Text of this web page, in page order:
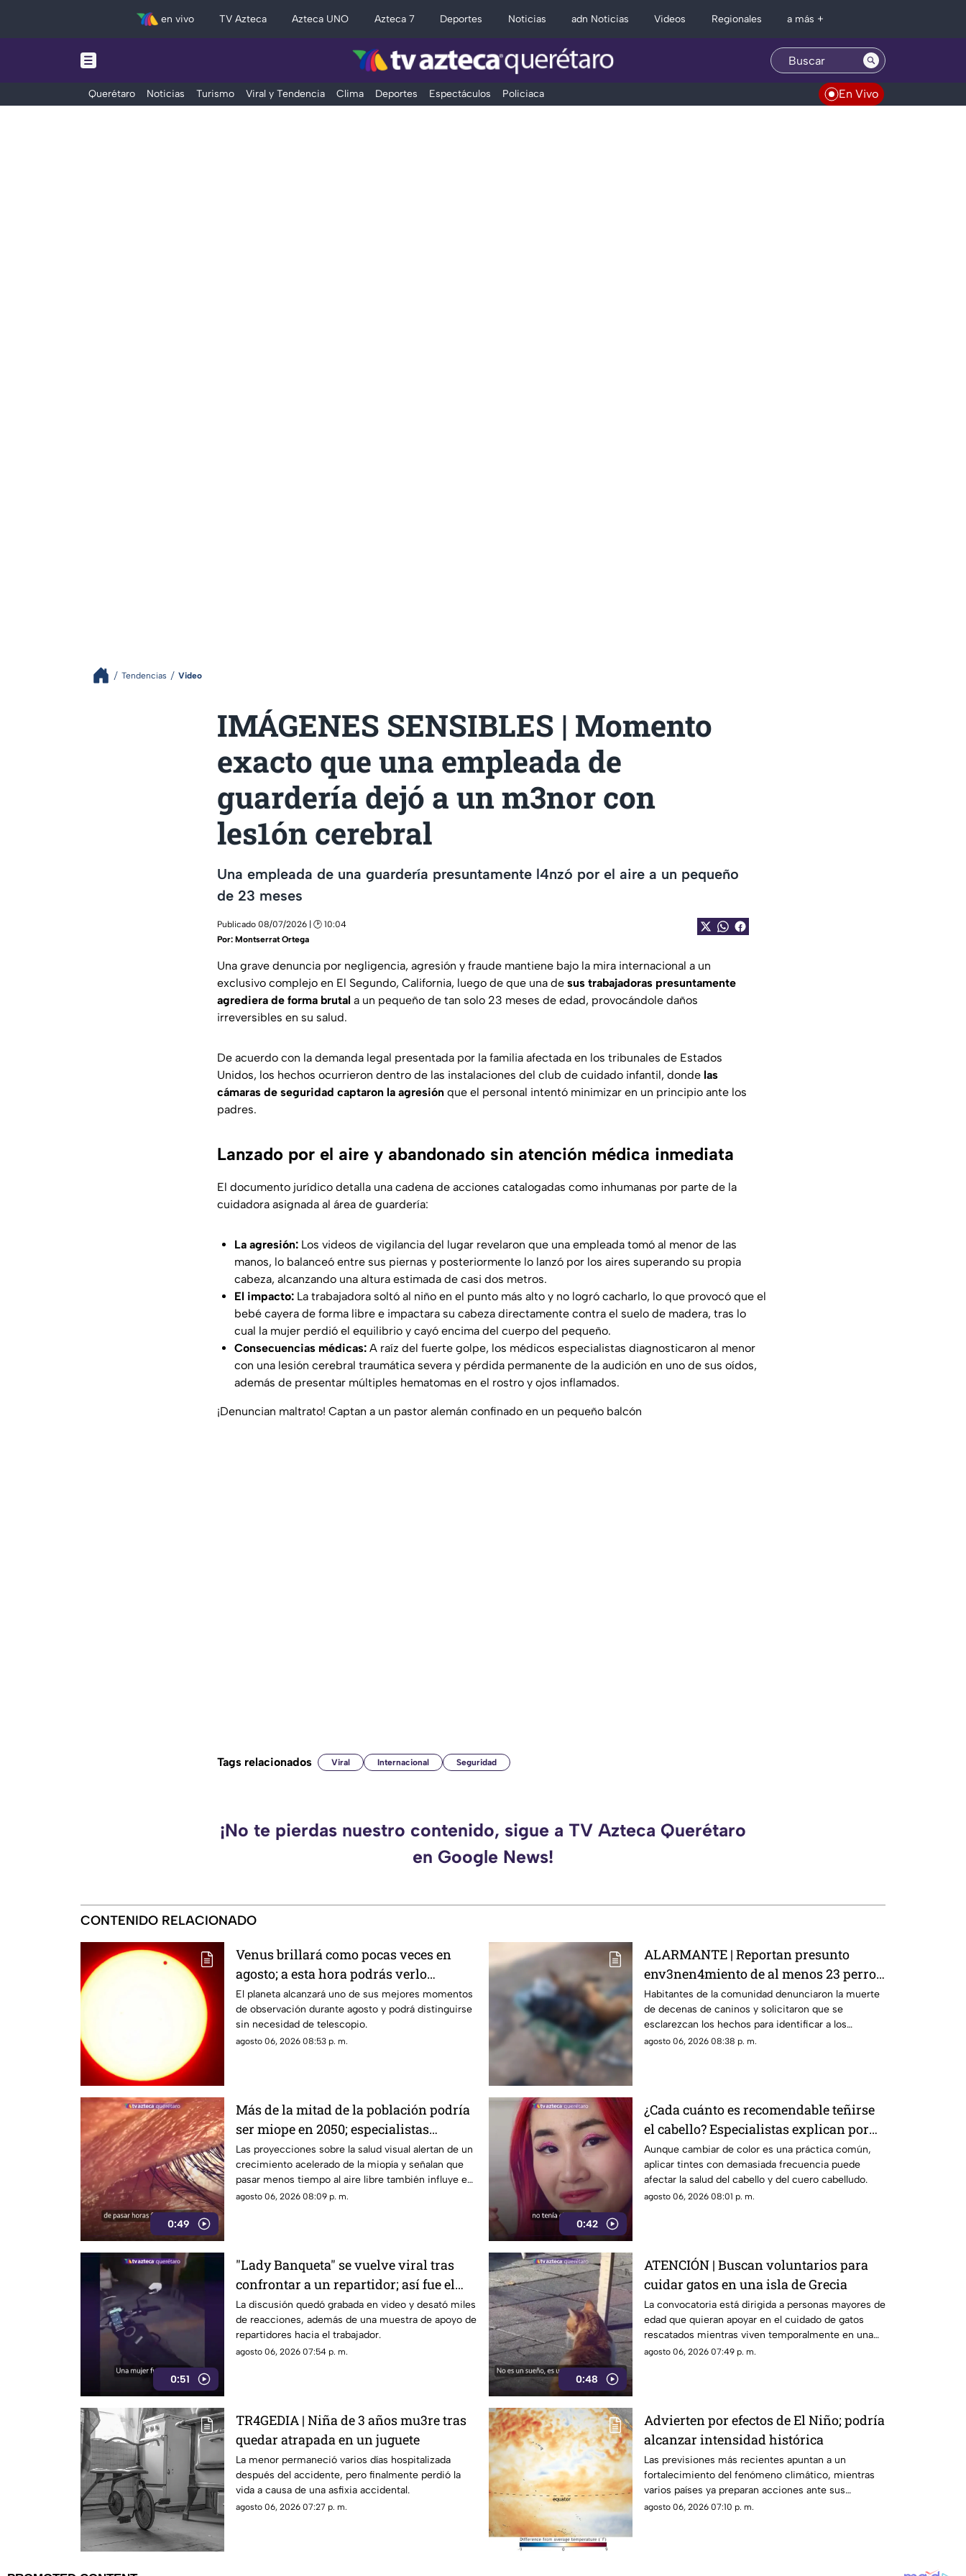
en vivo TV Azteca Azteca UNO Azteca 7 Deportes Noticias adn Noticias Videos Regionales a más +
Querétaro Noticias Turismo Viral y Tendencia Clima Deportes Espectáculos Policiaca En Vivo
Tendencias Video
IMÁGENES SENSIBLES | Momento
exacto que una empleada de
guardería dejó a un m3nor con
les1ón cerebral
Una empleada de una guardería presuntamente l4nzó por el aire a un pequeño
de 23 meses
Publicado 08/07/2026 | 🕑 10:04
Por: Montserrat Ortega
Una grave denuncia por negligencia, agresión y fraude mantiene bajo la mira internacional a un
exclusivo complejo en El Segundo, California, luego de que una de sus trabajadoras presuntamente
agrediera de forma brutal a un pequeño de tan solo 23 meses de edad, provocándole daños
irreversibles en su salud.
De acuerdo con la demanda legal presentada por la familia afectada en los tribunales de Estados
Unidos, los hechos ocurrieron dentro de las instalaciones del club de cuidado infantil, donde las
cámaras de seguridad captaron la agresión que el personal intentó minimizar en un principio ante los
padres.
Lanzado por el aire y abandonado sin atención médica inmediata
El documento jurídico detalla una cadena de acciones catalogadas como inhumanas por parte de la
cuidadora asignada al área de guardería:
La agresión: Los videos de vigilancia del lugar revelaron que una empleada tomó al menor de las
manos, lo balanceó entre sus piernas y posteriormente lo lanzó por los aires superando su propia
cabeza, alcanzando una altura estimada de casi dos metros.
El impacto: La trabajadora soltó al niño en el punto más alto y no logró cacharlo, lo que provocó que el
bebé cayera de forma libre e impactara su cabeza directamente contra el suelo de madera, tras lo
cual la mujer perdió el equilibrio y cayó encima del cuerpo del pequeño.
Consecuencias médicas: A raíz del fuerte golpe, los médicos especialistas diagnosticaron al menor
con una lesión cerebral traumática severa y pérdida permanente de la audición en uno de sus oídos,
además de presentar múltiples hematomas en el rostro y ojos inflamados.
¡Denuncian maltrato! Captan a un pastor alemán confinado en un pequeño balcón
Tags relacionados Viral Internacional Seguridad
¡No te pierdas nuestro contenido, sigue a TV Azteca Querétaro
en Google News!
CONTENIDO RELACIONADO
Venus brillará como pocas veces en
agosto; a esta hora podrás verlo
durante este mes
El planeta alcanzará uno de sus mejores momentos
de observación durante agosto y podrá distinguirse
sin necesidad de telescopio.
agosto 06, 2026 08:53 p. m.
ALARMANTE | Reportan presunto
env3nen4miento de al menos 23 perros
en esta zona de Querétaro: IMAGENES
SENSIBLES
Habitantes de la comunidad denunciaron la muerte
de decenas de caninos y solicitaron que se
esclarezcan los hechos para identificar a los
posibles responsables.
agosto 06, 2026 08:38 p. m.
0:49
Más de la mitad de la población podría
ser miope en 2050; especialistas
advierten las causas
Las proyecciones sobre la salud visual alertan de un
crecimiento acelerado de la miopía y señalan que
pasar menos tiempo al aire libre también influye en
su desarrollo.
agosto 06, 2026 08:09 p. m.
0:42
¿Cada cuánto es recomendable teñirse
el cabello? Especialistas explican por
qué hacerlo seguido puede dañarlo
Aunque cambiar de color es una práctica común,
aplicar tintes con demasiada frecuencia puede
afectar la salud del cabello y del cuero cabelludo.
agosto 06, 2026 08:01 p. m.
0:51
"Lady Banqueta" se vuelve viral tras
confrontar a un repartidor; así fue el
momento
La discusión quedó grabada en video y desató miles
de reacciones, además de una muestra de apoyo de
repartidores hacia el trabajador.
agosto 06, 2026 07:54 p. m.
0:48
ATENCIÓN | Buscan voluntarios para
cuidar gatos en una isla de Grecia
La convocatoria está dirigida a personas mayores de
edad que quieran apoyar en el cuidado de gatos
rescatados mientras viven temporalmente en una
isla griega.
agosto 06, 2026 07:49 p. m.
TR4GEDIA | Niña de 3 años mu3re tras
quedar atrapada en un juguete
La menor permaneció varios días hospitalizada
después del accidente, pero finalmente perdió la
vida a causa de una asfixia accidental.
agosto 06, 2026 07:27 p. m.
Advierten por efectos de El Niño; podría
alcanzar intensidad histórica
Las previsiones más recientes apuntan a un
fortalecimiento del fenómeno climático, mientras
varios países ya preparan acciones ante sus
posibles efectos.
agosto 06, 2026 07:10 p. m.